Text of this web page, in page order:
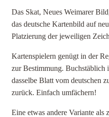
Das Skat, Neues Weimarer
das deutsche Kartenbild auf
Platzierung der jeweiligen
Kartenspielern genügt in der
zur Bestimmung. Buchstäblich
dasselbe Blatt vom deutschen
zurück. Einfach umfächern!
Eine etwas andere Variante als